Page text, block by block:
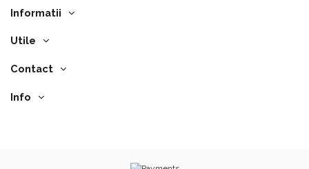
Informatii
Utile
Contact
Info